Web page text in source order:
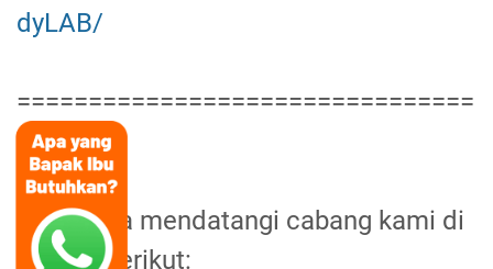
dyLAB/
================================
==
Anda bisa mendatangi cabang kami di
alamat berikut: